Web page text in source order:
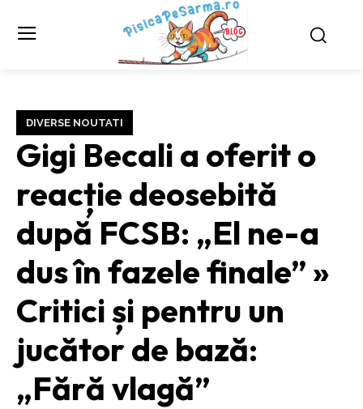
DIVERSE NOUTATI
Gigi Becali a oferit o
reacție deosebită
după FCSB: „El ne-a
dus în fazele finale” »
Critici și pentru un
jucător de bază:
„Fără vlagă”